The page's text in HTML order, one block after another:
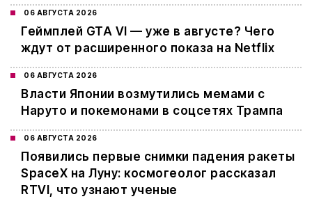
06 АВГУСТА 2026
Геймплей GTA VI — уже в августе? Чего
ждут от расширенного показа на Netflix
06 АВГУСТА 2026
Власти Японии возмутились мемами с
Наруто и покемонами в соцсетях Трампа
06 АВГУСТА 2026
Появились первые снимки падения ракеты
SpaceX на Луну: космогеолог рассказал
RTVI, что узнают ученые